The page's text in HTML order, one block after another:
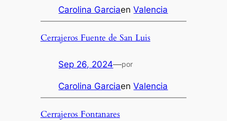
Carolina GarciaenValencia
Cerrajeros Fuente de San Luis
Sep 26, 2024—por
Carolina GarciaenValencia
Cerrajeros Fontanares